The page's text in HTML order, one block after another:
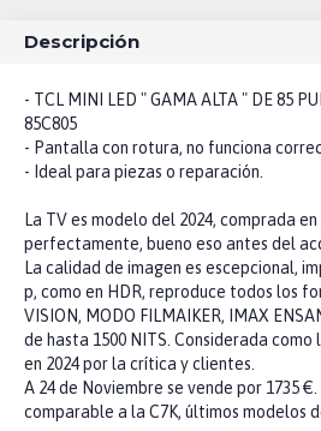
Descripción
- TCL MINI LED " GAMA ALTA " DE 85
85C805
- Pantalla con rotura, no funciona
- Ideal para piezas o reparación.
La TV es modelo del 2024, comprada
perfectamente, bueno eso antes del
La calidad de imagen es escepcional,
p, como en HDR, reproduce todos los
VISION, MODO FILMAIKER, IMAX
de hasta 1500 NITS. Considerada
en 2024 por la crítica y clientes.
A 24 de Noviembre se vende por 1735
comparable a la C7K, últimos modelos